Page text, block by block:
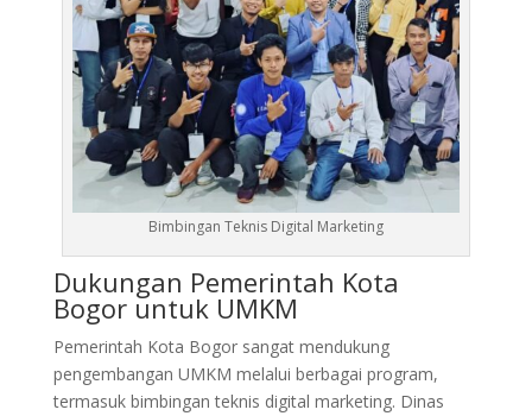
Bimbingan Teknis Digital Marketing
Dukungan Pemerintah Kota
Bogor untuk UMKM
Pemerintah Kota Bogor sangat mendukung
pengembangan UMKM melalui berbagai program,
termasuk bimbingan teknis digital marketing. Dinas